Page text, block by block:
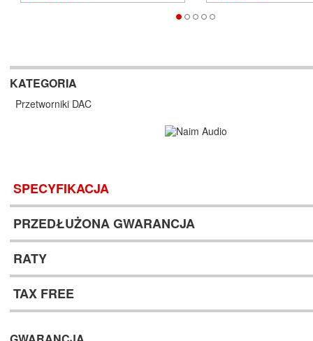
KATEGORIA
Przetworniki DAC
SPECYFIKACJA
PRZEDŁUŻONA GWARANCJA
RATY
TAX FREE